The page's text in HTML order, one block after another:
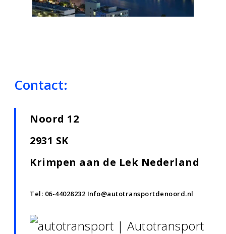
Contact:
Noord 12
2931 SK
Krimpen aan de Lek Nederland
Tel: 06-44028232 Info@autotransportdenoord.nl